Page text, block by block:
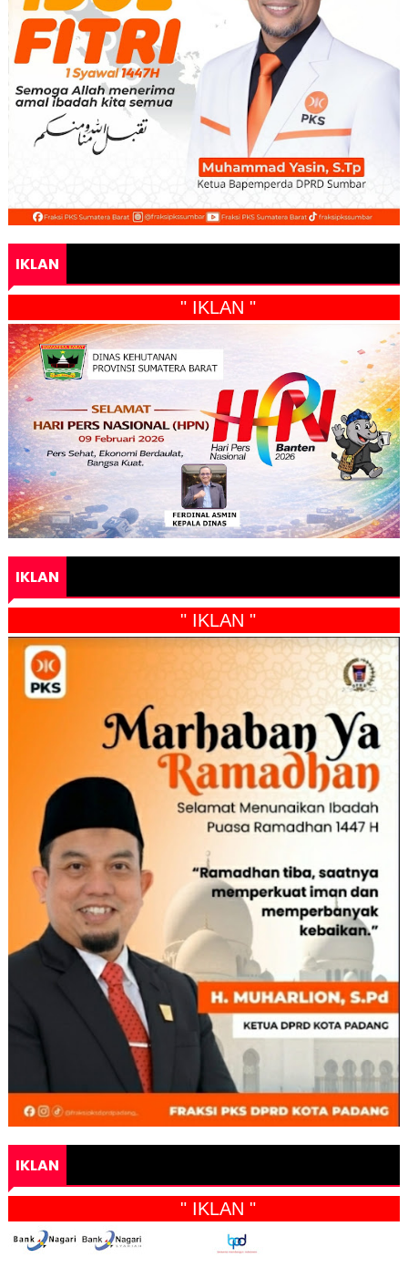
IKLAN
" IKLAN "
IKLAN
" IKLAN "
IKLAN
" IKLAN "